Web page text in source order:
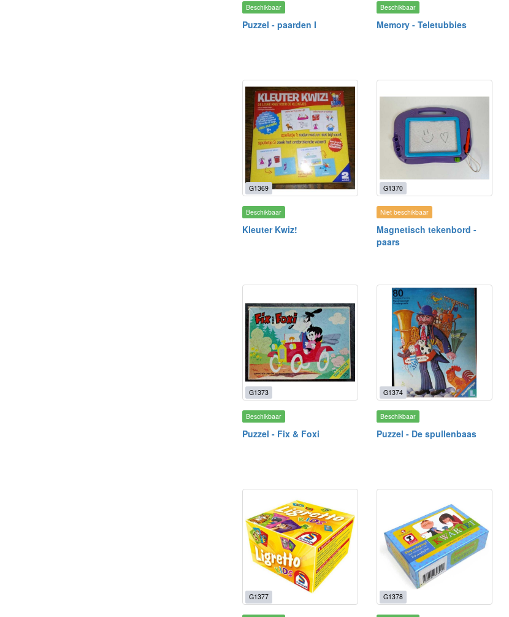
Beschikbaar
Puzzel - paarden I
Beschikbaar
Memory - Teletubbies
G1369
Beschikbaar
Kleuter Kwiz!
G1370
Niet beschikbaar
Magnetisch tekenbord -
paars
G1373
Beschikbaar
Puzzel - Fix & Foxi
G1374
Beschikbaar
Puzzel - De spullenbaas
G1377 G1378